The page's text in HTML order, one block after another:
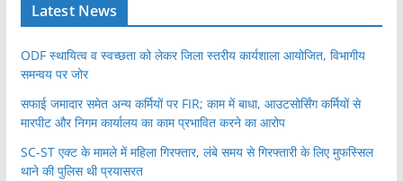
Latest News
ODF स्थायित्व व स्वच्छता को लेकर जिला स्तरीय कार्यशाला आयोजित, विभागीय
समन्वय पर जोर
सफाई जमादार समेत अन्य कर्मियों पर FIR; काम में बाधा, आउटसोर्सिंग कर्मियों से
मारपीट और निगम कार्यालय का काम प्रभावित करने का आरोप
SC-ST एक्ट के मामले में महिला गिरफ्तार, लंबे समय से गिरफ्तारी के लिए मुफस्सिल
थाने की पुलिस थी प्रयासरत